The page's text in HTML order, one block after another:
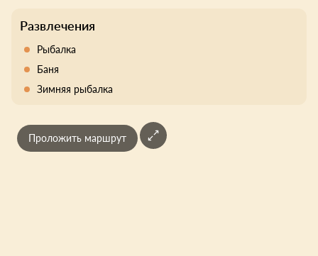
Развлечения
Рыбалка
Баня
Зимняя рыбалка
Проложить маршрут